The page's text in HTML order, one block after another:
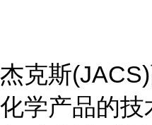
杰克斯
化学产品的技